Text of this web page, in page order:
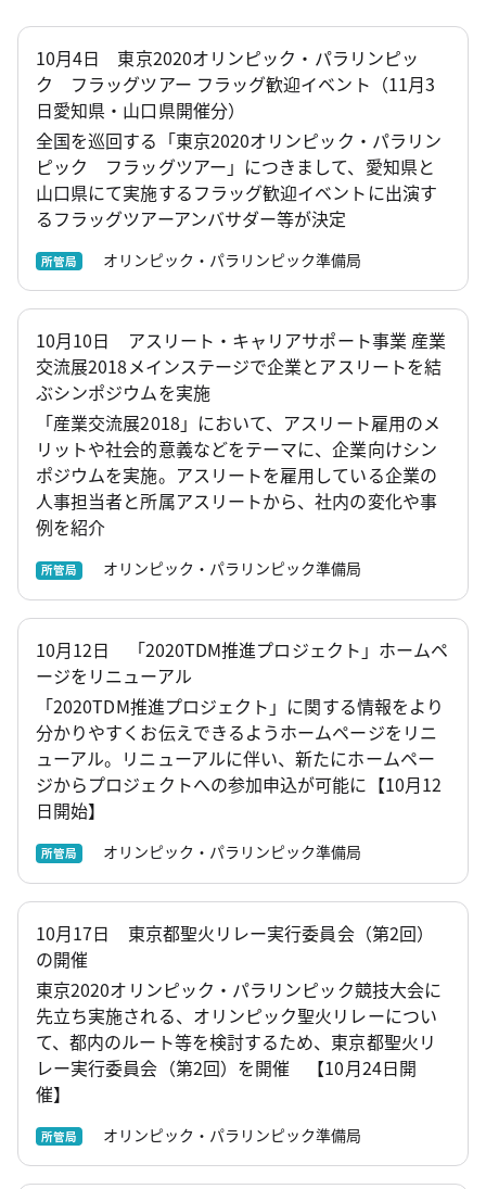
10月4日 東京2020オリンピック・パラリンピッ
ク フラッグツアー フラッグ歓迎イベント（11月3
日愛知県・山口県開催分）
全国を巡回する「東京2020オリンピック・パラリン
ピック フラッグツアー」につきまして、愛知県と
山口県にて実施するフラッグ歓迎イベントに出演す
るフラッグツアーアンバサダー等が決定
所管局 オリンピック・パラリンピック準備局
10月10日 アスリート・キャリアサポート事業 産業
交流展2018メインステージで企業とアスリートを結
ぶシンポジウムを実施
「産業交流展2018」において、アスリート雇用のメ
リットや社会的意義などをテーマに、企業向けシン
ポジウムを実施。アスリートを雇用している企業の
人事担当者と所属アスリートから、社内の変化や事
例を紹介
所管局 オリンピック・パラリンピック準備局
10月12日 「2020TDM推進プロジェクト」ホームペ
ージをリニューアル
「2020TDM推進プロジェクト」に関する情報をより
分かりやすくお伝えできるようホームページをリニ
ューアル。リニューアルに伴い、新たにホームペー
ジからプロジェクトへの参加申込が可能に【10月12
日開始】
所管局 オリンピック・パラリンピック準備局
10月17日 東京都聖火リレー実行委員会（第2回）
の開催
東京2020オリンピック・パラリンピック競技大会に
先立ち実施される、オリンピック聖火リレーについ
て、都内のルート等を検討するため、東京都聖火リ
レー実行委員会（第2回）を開催 【10月24日開
催】
所管局 オリンピック・パラリンピック準備局